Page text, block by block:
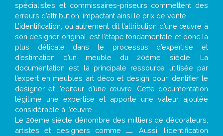
spécialistes et commissaires-priseurs commettent des
erreurs d’attribution, impactant ainsi le prix de vente.
L’identification, ou autrement dit l’attribution d’une œuvre à
son designer original, est l’étape fondamentale et donc la
plus délicate dans le processus d’expertise et
d’estimation d’un meuble du 20ème siècle. La
documentation est la principale ressource utilisée par
l’expert en meubles art déco et design pour identifier le
designer et l’éditeur d’une œuvre. Cette documentation
légitime une expertise et apporte une valeur ajoutée
considérable à l’œuvre.
Le 20eme siècle dénombre des milliers de décorateurs,
artistes et designers comme ... . Aussi, l’identification